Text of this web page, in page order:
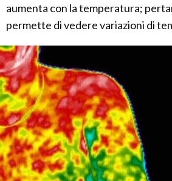
aumenta con la temperatura;
permette di vedere variazioni di